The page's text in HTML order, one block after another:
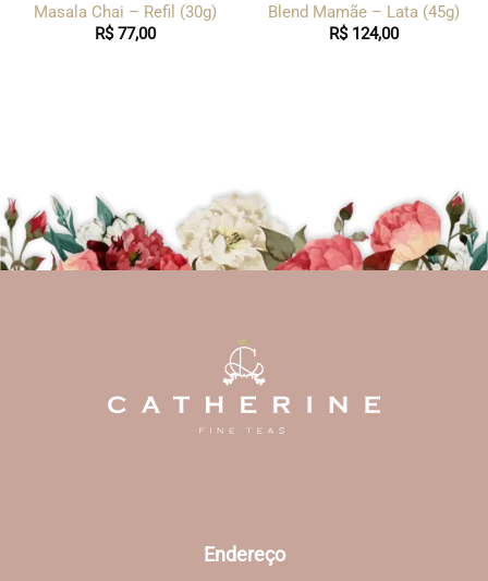
Masala Chai – Refil (30g)
R$77,00
Blend Mamãe – Lata (45g)
R$124,00
Endereço